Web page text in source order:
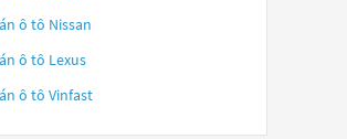
ô tô Nissan
ô tô Lexus
ô tô Vinfast